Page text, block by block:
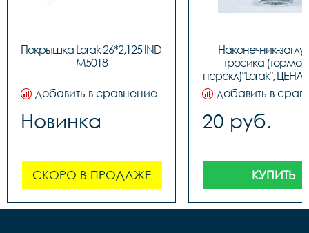
Покрышка Lorak 26*2,125 IND
M5018
добавить в сравнение
Новинка
СКОРО В ПРОДАЖЕ
Наконечник-
тросика
перекл)"Lorak", ЦЕНА
(100шт в
добавить в
20 руб.
КУПИТЬ